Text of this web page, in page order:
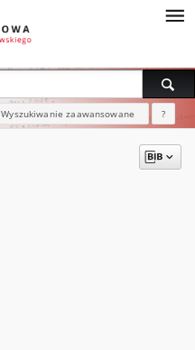
Wyszukiwanie zaawansowane ?